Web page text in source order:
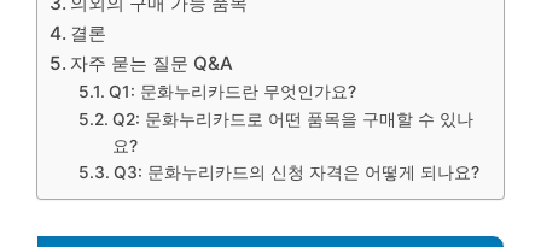
결론
자주 묻는 질문 Q&A
Q1: 문화누리카드란 무엇인가요?
Q2: 문화누리카드로 어떤 품목을 구매할 수 있나
요?
Q3: 문화누리카드의 신청 자격은 어떻게 되나요?